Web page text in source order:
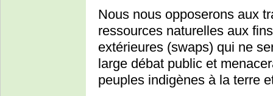
Nous nous opposerons aux
ressources naturelles aux
extérieures (swaps) qui ne
large débat public et
peuples indigènes à la terre